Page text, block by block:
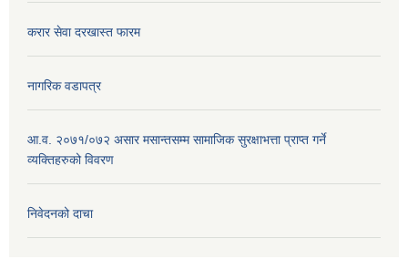
करार सेवा दरखास्त फारम
नागरिक वडापत्र
आ.व. २०७१/०७२ असार मसान्तसम्म सामाजिक सुरक्षाभत्ता प्राप्त गर्ने
व्यक्तिहरुको विवरण
निवेदनको दाचा